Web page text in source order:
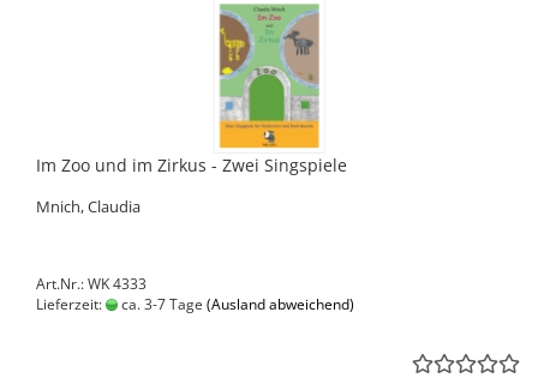
Im Zoo und im Zirkus - Zwei Singspiele
Mnich, Claudia
Art.Nr.: WK 4333
Lieferzeit:
ca. 3-7 Tage (Ausland abweichend)